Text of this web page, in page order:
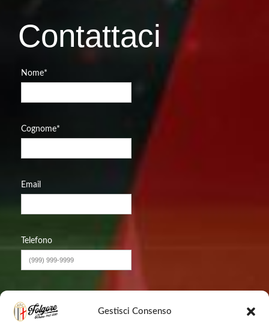
Gestisci Consenso
Contattaci
Nome*
Cognome*
Email
Telefono